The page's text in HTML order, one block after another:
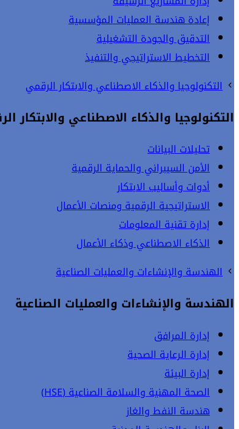
إعادة هندسة العمليات المؤسسية
التدقيق والجودة التشغيلية
التخطيط الاستراتيجي والتنفيذ
التكنولوجيا والذكاء الاصطناعي والابتكار الرقمي
التكنولوجيا والذكاء الاصطناعي والابتكار
تحليلات البيانات
الأمن السيبراني والحماية الرقمية
أدوات وأساليب الابتكار
الاستراتيجية الرقمية ومنصات الأعمال
إدارة تقنية المعلومات
الذكاء الاصطناعي وذكاء الأعمال
الهندسة والإنشاءات والعمليات الصناعية
الهندسة والإنشاءات والعمليات الصناعية
إدارة المرافق
إدارة الرعاية الصحية
إدارة البيئة
الصحة المهنية والسلامة الصناعية (HSE)
هندسة النفط والغاز